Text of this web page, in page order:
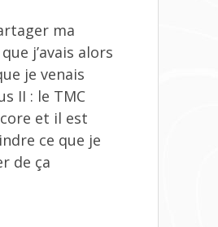
ANS
APRÈS
ma
j’avais alors
je venais
II : le TMC
et il est
ce que je
de ça